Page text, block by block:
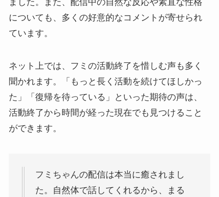
についても、多くの好意的なコメントが寄せられ
ています。
ネット上では、フミの活動終了を惜しむ声も多く
聞かれます。「もっと長く活動を続けてほしかっ
た」「復帰を待っている」といった期待の声は、
活動終了から時間が経った現在でも見つけること
ができます。
フミちゃんの配信は本当に癒されまし
た。自然体で話してくれるから、まる